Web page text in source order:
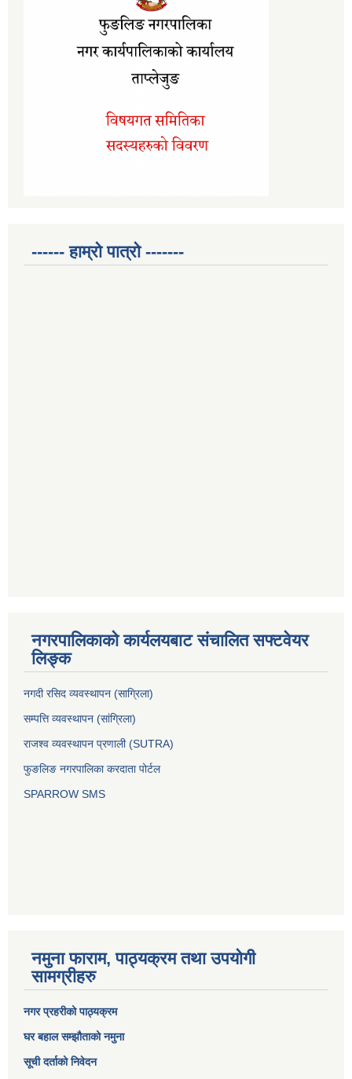
------ हाम्रो पात्रो -------
नगरपालिकाको कार्यलयबाट संचालित सफ्टवेयर
लिङ्क
नगदी रसिद व्यवस्थापन (साग्रिला)
सम्पत्ति व्यवस्थापन (सांग्रिला)
राजश्व व्यवस्थापन प्रणाली (SUTRA)
फुङलिङ नगरपालिका करदाता पोर्टल
SPARROW SMS
नमुना फाराम, पाठ्यक्रम तथा उपयोगी
सामग्रीहरु
नगर प्रहरीको पाठ्यक्रम
घर बहाल सम्झौताको नमुना
सूची दर्ताको निवेदन